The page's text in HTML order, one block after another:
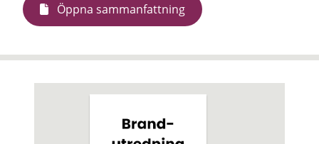
Öppna sammanfattning